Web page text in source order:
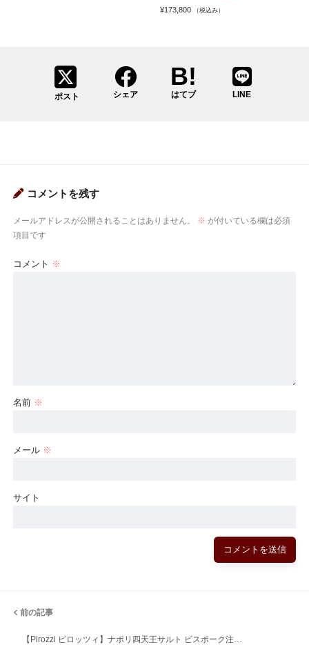
¥173,800 （税込み）
ポスト シェア はてブ LINE
コメントを残す
メールアドレスが公開されることはありません。 ※ が付いている欄は必須
項目です
コメント ※
名前 ※
メール ※
サイト
前の記事
【Pirozzi ピロッツィ】ナポリ四天王サルト ビスポーク注…